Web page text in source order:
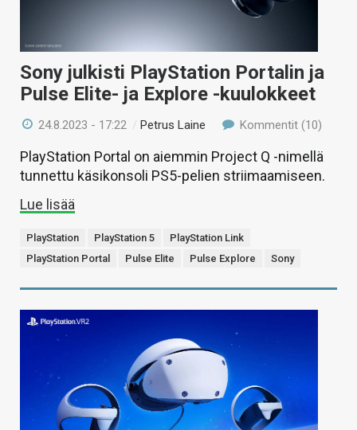
Sony julkisti PlayStation Portalin ja
Pulse Elite- ja Explore -kuulokkeet
24.8.2023 - 17:22 /Petrus Laine Kommentit (10)
PlayStation Portal on aiemmin Project Q -nimellä
tunnettu käsikonsoli PS5-pelien striimaamiseen.
Lue lisää
PlayStation PlayStation 5
PlayStation Link
PlayStation Portal
Pulse Elite Pulse Explore Sony